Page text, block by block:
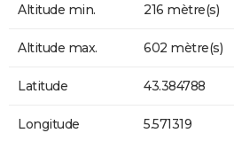
Altitude min. 216 mètre(s)
Altitude max. 602 mètre(s)
Latitude 43.384788
Longitude 5.571319